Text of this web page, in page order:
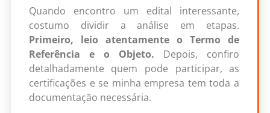
Quando encontro um edital interessante,
costumo dividir a análise em etapas.
Primeiro, leio atentamente o Termo de
Referência e o Objeto. Depois, confiro
detalhadamente quem pode participar, as
certificações e se minha empresa tem toda a
documentação necessária.